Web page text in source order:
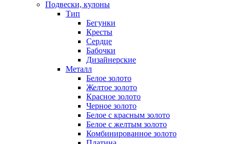
Подвески, кулоны
Тип
Бегунки
Кресты
Сердце
Бабочки
Дизайнерские
Металл
Белое золото
Желтое золото
Красное золото
Черное золото
Белое с красным золото
Белое с желтым золото
Комбинированное золото